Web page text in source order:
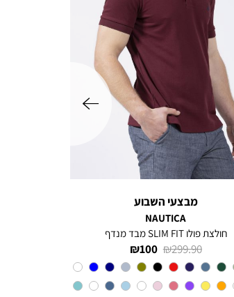
מבצעי השבוע
NAUTICA
חולצת פולו SLIM FIT מבד מנדף
מחיר
מוצר
100 ₪
מחיר
רגיל
299.90 ₪
צבע
Red
שמאלה